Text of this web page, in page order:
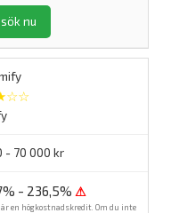
nu
- 70 000 kr
- 236,5% ⚠
är en högkostnadskredit. Om du inte